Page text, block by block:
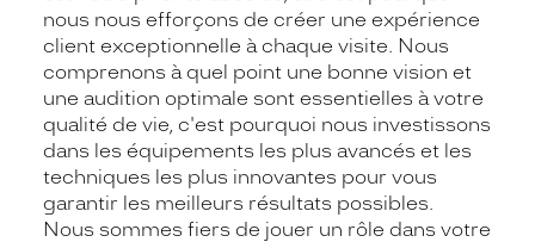
nous nous efforçons de créer une expérience
client exceptionnelle à chaque visite. Nous
comprenons à quel point une bonne vision et
une audition optimale sont essentielles à votre
qualité de vie, c'est pourquoi nous investissons
dans les équipements les plus avancés et les
techniques les plus innovantes pour vous
garantir les meilleurs résultats possibles.
Nous sommes fiers de jouer un rôle dans votre